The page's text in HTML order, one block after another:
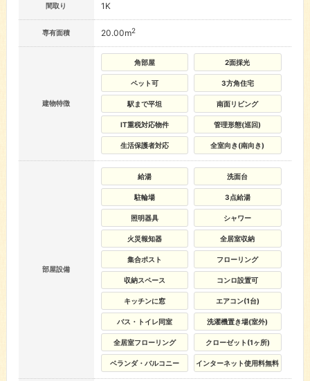
間取り 1K
専有面積 20.00m2
建物特徴
角部屋 2面採光
ペット可 3方角住宅
駅まで平坦 南面リビング
IT重税対応物件 管理形態(巡回)
生活保護者対応 全室向き(南向き)
部屋設備
給湯 洗面台
駐輪場 3点給湯
照明器具 シャワー
火災報知器 全居室収納
集合ポスト フローリング
収納スペース コンロ設置可
キッチンに窓 エアコン(1台)
バス・トイレ同室 洗濯機置き場(室外)
全居室フローリング クローゼット(1ヶ所)
ベランダ・バルコニー インターネット使用料無料